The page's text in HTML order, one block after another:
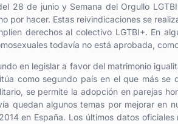
28 de junio y Semana del Orgullo
por hacer. Estas reivindicaciones se
derechos al colectivo LGTBI+. En
todavía no está aprobada,
en legislar a favor del matrimonio
como segundo país en el que más
se permite la adopción en parejas
quedan algunos temas por mejorar en
en España. Los últimos datos